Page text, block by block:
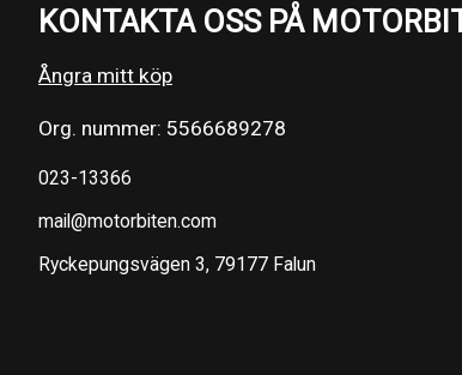
KONTAKTA OSS PÅ
Ångra mitt köp
Org. nummer: 5566689278
023-13366
mail@motorbiten.com
Ryckepungsvägen 3, 79177 Falun